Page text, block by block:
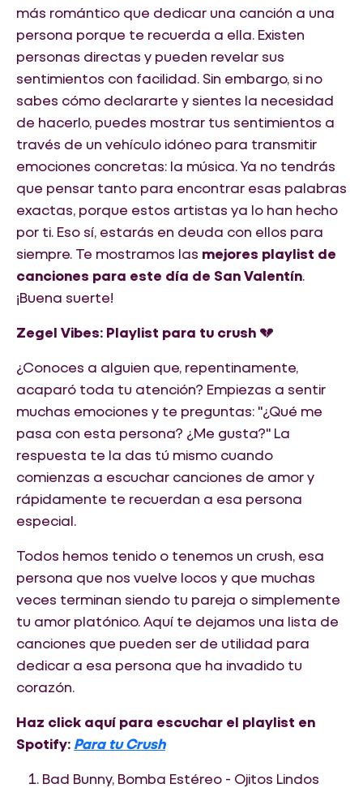
más romántico que dedicar una canción a una
persona porque te recuerda a ella. Existen
personas directas y pueden revelar sus
sentimientos con facilidad. Sin embargo, si no
sabes cómo declararte y sientes la necesidad
de hacerlo, puedes mostrar tus sentimientos a
través de un vehículo idóneo para transmitir
emociones concretas: la música. Ya no tendrás
que pensar tanto para encontrar esas palabras
exactas, porque estos artistas ya lo han hecho
por ti. Eso sí, estarás en deuda con ellos para
siempre. Te mostramos las mejores playlist de
canciones para este día de San Valentín.
¡Buena suerte!
Zegel Vibes: Playlist para tu crush 💔
¿Conoces a alguien que, repentinamente,
acaparó toda tu atención? Empiezas a sentir
muchas emociones y te preguntas: "¿Qué me
pasa con esta persona? ¿Me gusta?" La
respuesta te la das tú mismo cuando
comienzas a escuchar canciones de amor y
rápidamente te recuerdan a esa persona
especial.
Todos hemos tenido o tenemos un crush, esa
persona que nos vuelve locos y que muchas
veces terminan siendo tu pareja o simplemente
tu amor platónico. Aquí te dejamos una lista de
canciones que pueden ser de utilidad para
dedicar a esa persona que ha invadido tu
corazón.
Haz click aquí para escuchar el playlist en
Spotify: Para tu Crush
Bad Bunny, Bomba Estéreo - Ojitos Lindos